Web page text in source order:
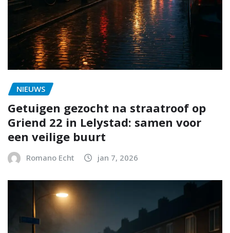
NIEUWS
Getuigen gezocht na straatroof op
Griend 22 in Lelystad: samen voor
een veilige buurt
Romano Echt jan 7, 2026